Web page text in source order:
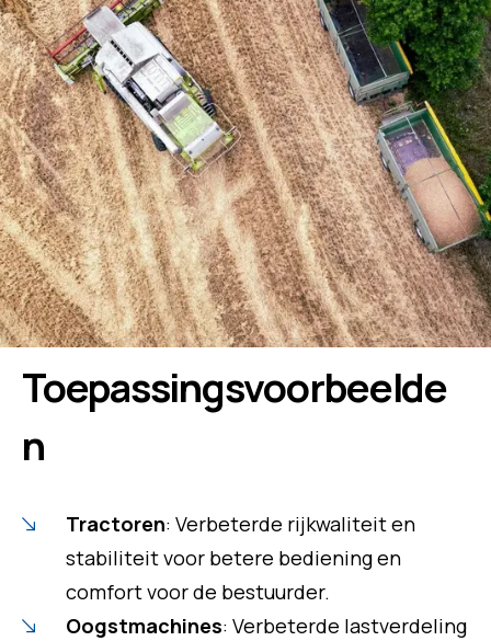
Toepassingsvoorbeelde
n
Tractoren: Verbeterde rijkwaliteit en
stabiliteit voor betere bediening en
comfort voor de bestuurder.
Oogstmachines: Verbeterde lastverdeling